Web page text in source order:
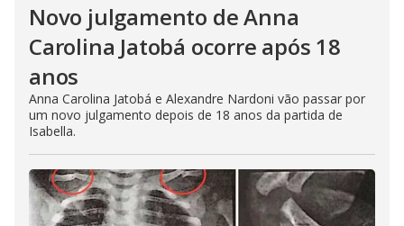
Novo julgamento de Anna
Carolina Jatobá ocorre após 18
anos
Anna Carolina Jatobá e Alexandre Nardoni vão passar por
um novo julgamento depois de 18 anos da partida de
Isabella.